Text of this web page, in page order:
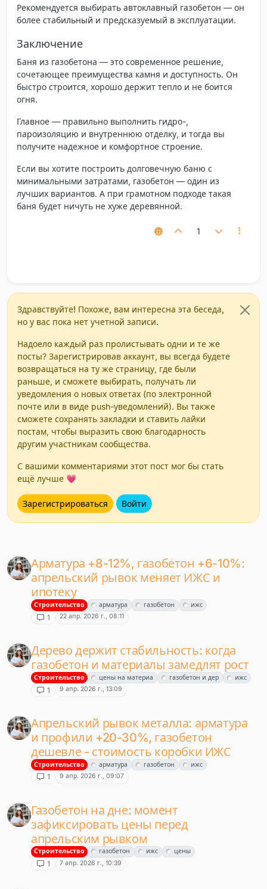
Рекомендуется выбирать автоклавный газобетон — он
более стабильный и предсказуемый в эксплуатации.
Заключение
Баня из газобетона — это современное решение,
сочетающее преимущества камня и доступность. Он
быстро строится, хорошо держит тепло и не боится
огня.
Главное — правильно выполнить гидро-,
пароизоляцию и внутреннюю отделку, и тогда вы
получите надежное и комфортное строение.
Если вы хотите построить долговечную баню с
минимальными затратами, газобетон — один из
лучших вариантов. А при грамотном подходе такая
баня будет ничуть не хуже деревянной.
1
Здравствуйте! Похоже, вам интересна эта беседа,
но у вас пока нет учетной записи.
Надоело каждый раз пролистывать одни и те же
посты? Зарегистрировав аккаунт, вы всегда будете
возвращаться на ту же страницу, где были
раньше, и сможете выбирать, получать ли
уведомления о новых ответах (по электронной
почте или в виде push-уведомлений). Вы также
сможете сохранять закладки и ставить лайки
постам, чтобы выразить свою благодарность
другим участникам сообщества.
С вашими комментариями этот пост мог бы стать
ещё лучше 💗
Зарегистрироваться Войти
Арматура +8-12%, газобетон +6-10%:
апрельский рывок меняет ИЖС и
ипотеку
Строительство арматура газобетон ижс
1 22 апр. 2026 г., 08:11
Дерево держит стабильность: когда
газобетон и материалы замедлят рост
Строительство цены на материа газобетон и дер ижс
1 9 апр. 2026 г., 13:09
Апрельский рывок металла: арматура
и профили +20-30%, газобетон
дешевле - стоимость коробки ИЖС
Строительство арматура газобетон ижс
1 9 апр. 2026 г., 09:07
Газобетон на дне: момент
зафиксировать цены перед
апрельским рывком
Строительство газобетон ижс цены
1 7 апр. 2026 г., 10:39